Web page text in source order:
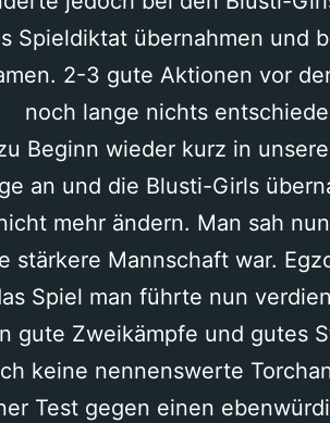
Spieldiktat übernahmen und
2-3 gute Aktionen vor
noch lange nichts
Beginn wieder kurz in
an und die Blusti-Girls
mehr ändern. Man sah
stärkere Mannschaft war.
Spiel man führte nun
gute Zweikämpfe und gutes
keine nennenswerte
Test gegen einen